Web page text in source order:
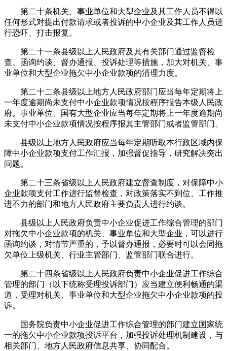
第二十条机关、事业单位和大型企业及其工作人员不得以
任何形式对提出付款请求或者投诉的中小企业及其工作人员进
行恐吓、打击报复。
第二十一条县级以上人民政府及其有关部门通过监督检
查、函询约谈、督办通报、投诉处理等措施，加大对机关、事
业单位和大型企业拖欠中小企业款项的清理力度。
第二十二条县级以上地方人民政府部门应当每年定期将上
一年度逾期尚未支付中小企业款项情况按程序报告本级人民政
府。事业单位、国有大型企业应当每年定期将上一年度逾期尚
未支付中小企业款项情况按程序报其主管部门或者监管部门。
县级以上地方人民政府应当每年定期听取本行政区域内保
障中小企业款项支付工作汇报，加强督促指导，研究解决突出
问题。
第二十三条省级以上人民政府建立督查制度，对保障中小
企业款项支付工作进行监督检查，对政策落实不到位、工作推
进不力的部门和地方人民政府主要负责人进行约谈。
县级以上人民政府负责中小企业促进工作综合管理的部门
对拖欠中小企业款项的机关、事业单位和大型企业，可以进行
函询约谈，对情节严重的，予以督办通报，必要时可以会同拖
欠单位上级机关、行业主管部门、监管部门联合进行。
第二十四条省级以上人民政府负责中小企业促进工作综合
管理的部门（以下统称受理投诉部门）应当建立便利畅通的渠
道，受理对机关、事业单位和大型企业拖欠中小企业款项的投
诉。
国务院负责中小企业促进工作综合管理的部门建立国家统
一的拖欠中小企业款项投诉平台，加强投诉处理机制建设，与
相关部门、地方人民政府信息共享、协同配合。